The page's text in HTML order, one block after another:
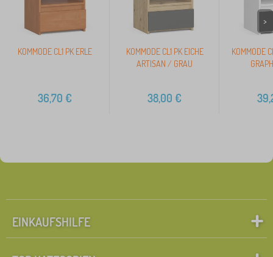
KOMMODE CL1 PK ERLE
36,70 €
KOMMODE CL1 PK EICHE
ARTISAN / GRAU
38,00 €
KOMMODE
>
EINKAUFSHILFE